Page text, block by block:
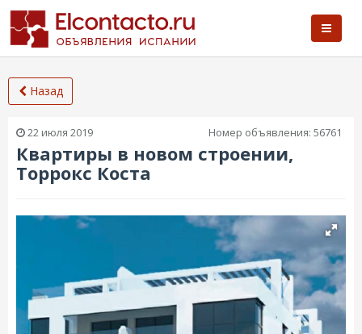
Назад
22 июля 2019 Номер объявления: 56761
Квартиры в новом строении,
Торрокс Коста